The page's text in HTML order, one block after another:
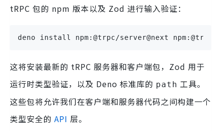
tRPC 包的 npm 版本以及 Zod 进行输入验证：
deno install npm:@trpc/server@next
这将安装最新的 tRPC 服务器和客户端包，Zod 用于
运行时类型验证，以及 Deno 标准库的 path 工具。
这些包将允许我们在客户端和服务器代码之间构建一个
类型安全的 API 层。